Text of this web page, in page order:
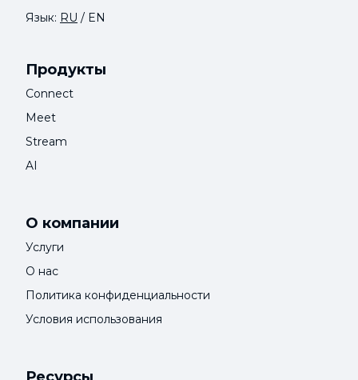
Язык: RU / EN
Продукты
Connect
Meet
Stream
AI
О компании
Услуги
О нас
Политика конфиденциальности
Условия использования